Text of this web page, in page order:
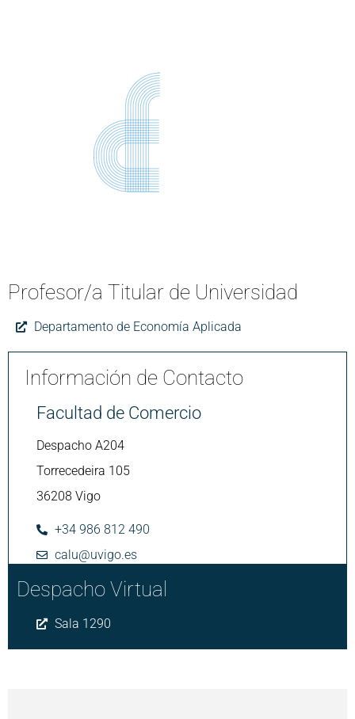
Profesor/a Titular de Universidad
Departamento de Economía Aplicada
Información de Contacto
Facultad de Comercio
Despacho A204
Torrecedeira 105
36208 Vigo
+34 986 812 490
calu@uvigo.es
Despacho Virtual
Sala 1290